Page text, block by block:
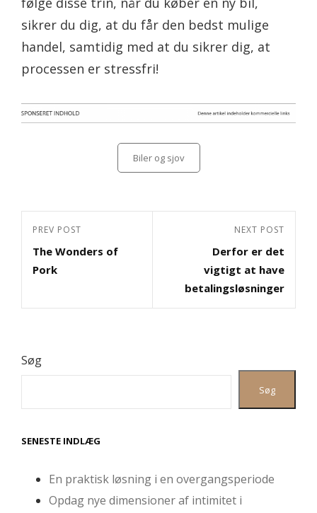
sikrer du dig, at du får den bedst mulige
handel, samtidig med at du sikrer dig, at
processen er stressfri!
Categories
Biler og sjov
Indlægsnavigation
Previous
Post
PREV POST
The Wonders of
Pork
NEXT POST
Derfor er det
vigtigt at have
betalingsløsninger
Søg
Søg
SENESTE INDLÆG
En praktisk løsning i en overgangsperiode
Opdag nye dimensioner af intimitet i